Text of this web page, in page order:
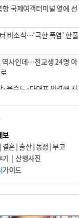
국제여객터미널 옆에 선
비소식…‘극한 폭염’ 한풀
역사인데…전교생 24명 아
·을숙도·다대포 연결해 서
년 8월 7일
청사 북항으로 확정, 해양
점
매매 경유지’ 된 부산…
산시장…관용차 규정에 막
보
| 결혼|출산|동정 |부고
기 | 산행사진
가이드